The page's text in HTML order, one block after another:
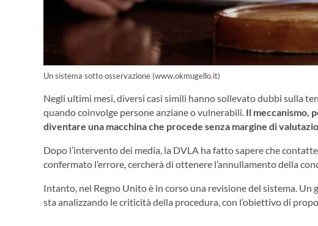
Un sistema sotto osservazione (www.okmugello.it)
Negli ultimi mesi, diversi casi simili hanno sollevato dubbi sulla
quando coinvolge persone anziane o vulnerabili. Il meccanismo,
diventare una macchina che procede senza margine di
Dopo l’intervento dei media, la DVLA ha fatto sapere che
confermato l’errore, cercherà di ottenere l’annullamento della
Intanto, nel Regno Unito è in corso una revisione del sistema.
sta analizzando le criticità della procedura, con l’obiettivo di